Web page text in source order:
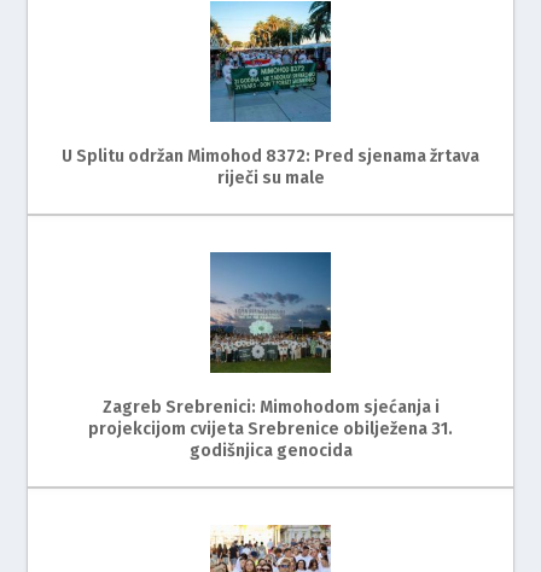
U Splitu održan Mimohod 8372: Pred sjenama žrtava
riječi su male
Zagreb Srebrenici: Mimohodom sjećanja i
projekcijom cvijeta Srebrenice obilježena 31.
godišnjica genocida